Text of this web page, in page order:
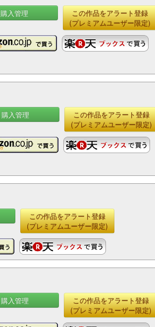
購入管理
この作品をアラート登録
(プレミアムユーザー限定)
購入管理
この作品をアラート登録
(プレミアムユーザー限定)
この作品をアラート登録
(プレミアムユーザー限定)
購入管理
この作品をアラート登録
(プレミアムユーザー限定)